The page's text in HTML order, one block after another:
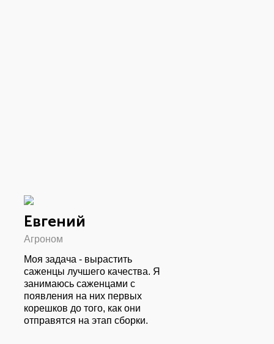
Евгений
Агроном
Моя задача - вырастить
саженцы лучшего качества. Я
занимаюсь саженцами с
появления на них первых
корешков до того, как они
отправятся на этап сборки.